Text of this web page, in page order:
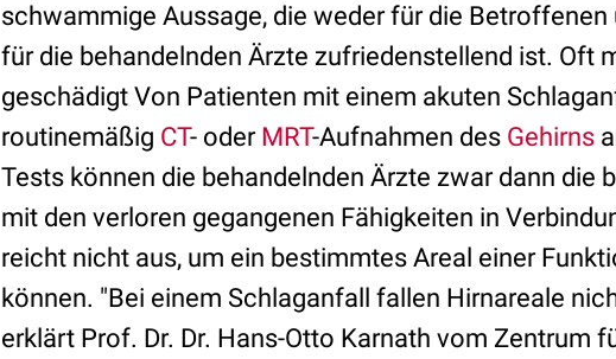
schwammige Aussage, die weder für die Betroffenen
für die behandelnden Ärzte zufriedenstellend ist. Oft
geschädigt Von Patienten mit einem akuten
routinemäßig CT- oder MRT-Aufnahmen des Gehirns
Tests können die behandelnden Ärzte zwar dann die
mit den verloren gegangenen Fähigkeiten in
reicht nicht aus, um ein bestimmtes Areal einer
können. "Bei einem Schlaganfall fallen Hirnareale
erklärt Prof. Dr. Dr. Hans-Otto Karnath vom Zentrum